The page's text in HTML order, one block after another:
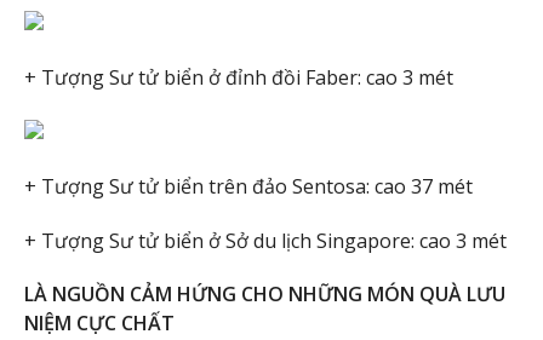
+ Tượng Sư tử biển ở đỉnh đồi Faber: cao 3 mét
+ Tượng Sư tử biển trên đảo Sentosa: cao 37 mét
+ Tượng Sư tử biển ở Sở du lịch Singapore: cao 3 mét
LÀ NGUỒN CẢM HỨNG CHO NHỮNG MÓN QUÀ LƯU
NIỆM CỰC CHẤT